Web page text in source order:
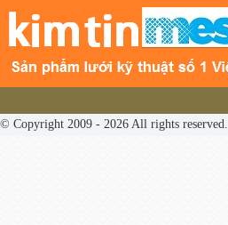
© Copyright 2009 - 2026 All rights reserved.